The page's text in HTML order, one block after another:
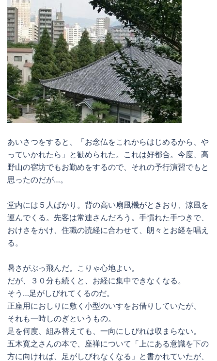
あいさつをすると、「お念仏をこれからはじめるから、や
っていかれたら」と勧められた。これは好都合。今度、高
野山の宿坊でもお勤めをするので、それの予行演習でもと
思ったのだが…。
堂内には５人ばかり。背の高い扇風機がときおり、涼風を
運んでくる。先客は常連さんだろう。手慣れた手つきで、
おけさをかけ、住職の読経に合わせて、朗々とお経を唱え
る。
暑さがぶっ飛んだ。こりゃ心地よい。
だが、３０分も続くと、お経に集中できなくなる。
そう…足がしびれてくるのだ。
正座用におしりに敷く小型のいすをお借りしていたが、
それも一時しのぎというもの。
足を何度、組み替えても、一向にしびれは収まらない。
五木寛之さんの本で、座禅について「上にある意識を下の
方に向ければ、足がしびれなくなる」と書かれていたが、